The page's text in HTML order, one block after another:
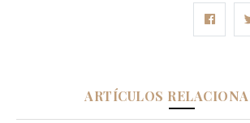
ARTÍCULOS